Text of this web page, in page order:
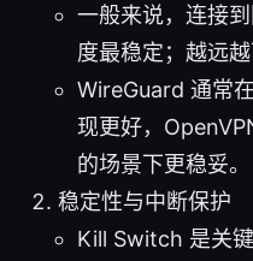
一般来说，连接
度最稳定；越远
WireGuard 通常
现更好，
的场景下更稳妥。
稳定性与中断保护
Kill Switch 是关